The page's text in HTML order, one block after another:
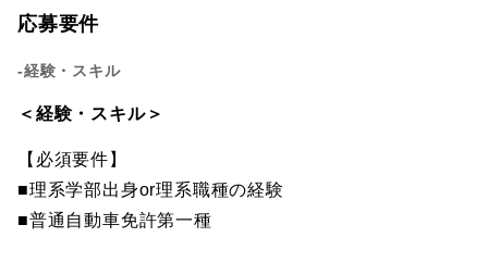
応募要件
-経験・スキル
＜経験・スキル＞
【必須要件】
■理系学部出身or理系職種の経験
■普通自動車免許第一種